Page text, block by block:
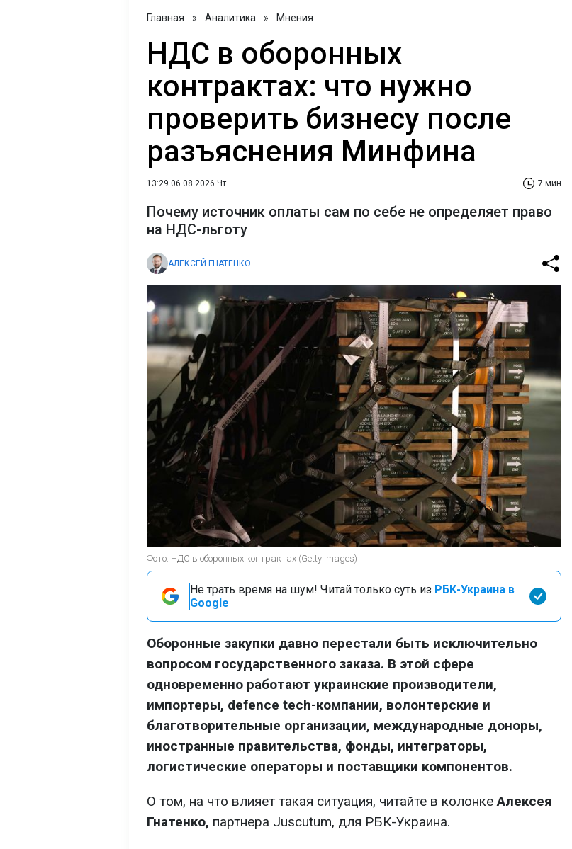
Главная » Аналитика » Мнения
НДС в оборонных
контрактах: что нужно
проверить бизнесу после
разъяснения Минфина
13:29 06.08.2026 Чт 7 мин
Почему источник оплаты сам по себе не определяет право
на НДС-льготу
АЛЕКСЕЙ ГНАТЕНКО
Фото: НДС в оборонных контрактах (Getty Images)
Не трать время на шум! Читай только суть из РБК-Украина в
Google
Оборонные закупки давно перестали быть исключительно
вопросом государственного заказа. В этой сфере
одновременно работают украинские производители,
импортеры, defence tech-компании, волонтерские и
благотворительные организации, международные доноры,
иностранные правительства, фонды, интеграторы,
логистические операторы и поставщики компонентов.
О том, на что влияет такая ситуация, читайте в колонкеАлексея
Гнатенко, партнера Juscutum, для РБК-Украина.